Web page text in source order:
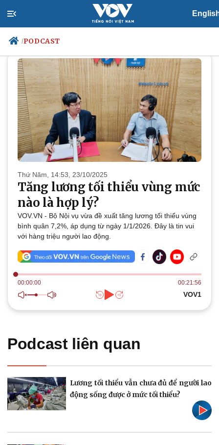
/PODCAST
Chính trị
Đảng
Tổ chức nhân sự
Quốc hội
Nhận diện sự thật
Xã hội
Tin 24h
Dự báo thời tiết
Giáo dục
Dấu ấn VOV
Việc làm
Biển đảo
Thế giới
Quan sát
Cuộc sống đó đây
Multimedia
Video
E-Magazine
Infographic
Khởi nghiệp
Tỷ giá
PODCAST
Thứ Năm, 14:53, 23/10/2025
Tăng lương tối thiểu vùng mức
nào là hợp lý?
VOV.VN - Bộ Nội vụ vừa đề xuất tăng lương tối thiểu vùng
bình quân 7,2%, áp dụng từ ngày 1/1/2026. Đây là tin vui
với hàng triệu người lao động.
00:00:00 00:21:56
VOV1
Podcast liên quan
Lương tối thiểu vẫn chưa đủ để người lao
động sống được ở mức tối thiểu?